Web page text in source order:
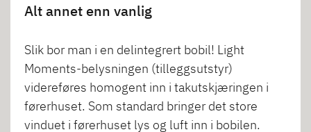
Alt annet enn vanlig
Slik bor man i en delintegrert bobil! Light
Moments-belysningen (tilleggsutstyr)
videreføres homogent inn i takutskjæringen i
førerhuset. Som standard bringer det store
vinduet i førerhuset lys og luft inn i bobilen.